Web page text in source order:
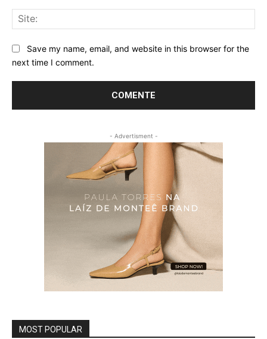
Save my name, email, and website in this browser for the
next time I comment.
- Advertisment -
MOST POPULAR